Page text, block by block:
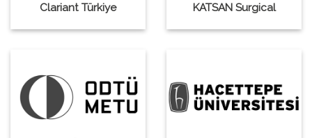
Clariant Türkiye KATSAN Surgical